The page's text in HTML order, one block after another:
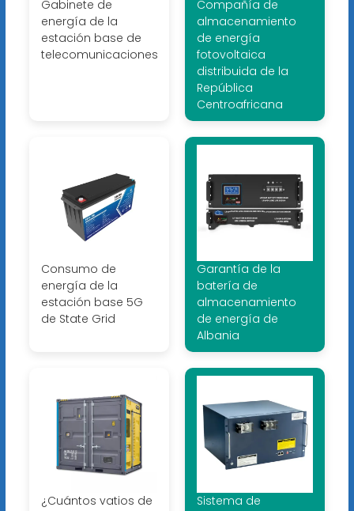
Gabinete de
energía de la
estación base de
telecomunicaciones
Compañía de
almacenamiento
de energía
fotovoltaica
distribuida de la
República
Centroafricana
Consumo de
energía de la
estación base 5G
de State Grid
Garantía de la
batería de
almacenamiento
de energía de
Albania
¿Cuántos vatios de
Sistema de